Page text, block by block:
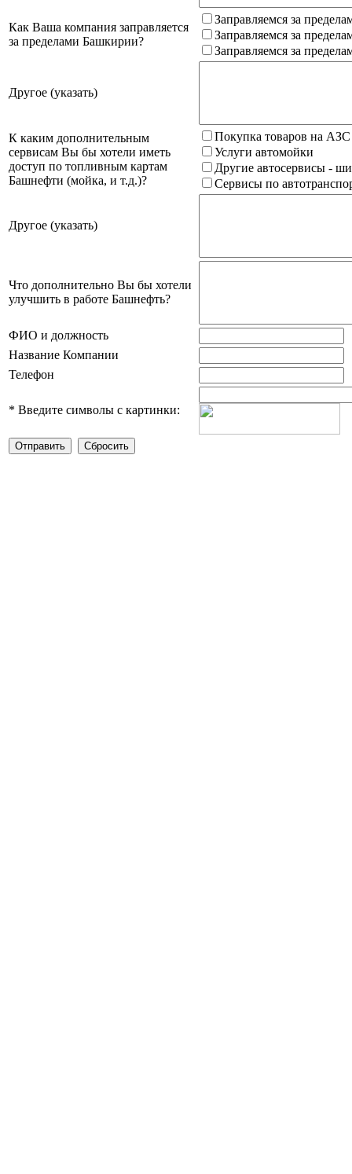
Как Ваша компания заправляется
за пределами Башкирии?
Заправляемся за
Заправляемся за
Заправляемся за
Другое (указать)
К каким дополнительным
сервисам Вы бы хотели иметь
доступ по топливным картам
Башнефти (мойка, и т.д.)?
Покупка товаров на
Услуги автомойки
Другие автосервисы -
Сервисы по
Другое (указать)
Что дополнительно Вы бы хотели
улучшить в работе Башнефть?
ФИО и должность
Название Компании
Телефон
* Введите символы с картинки: